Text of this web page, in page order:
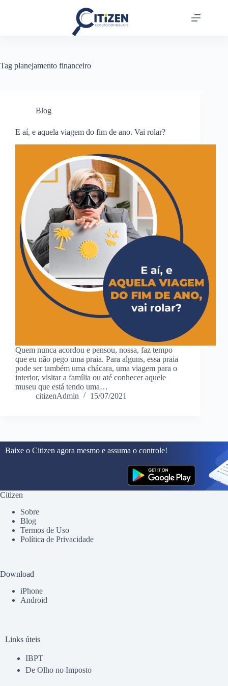
Tag planejamento financeiro
Blog
E aí, e aquela viagem do fim de ano. Vai rolar?
Quem nunca acordou e pensou, nossa, faz tempo
que eu não pego uma praia. Para alguns, essa praia
pode ser também uma chácara, uma viagem para o
interior, visitar a família ou até conhecer aquele
museu que está tendo uma…
citizenAdmin
15/07/2021
Baixe o Citizen agora mesmo e assuma o controle!
Citizen
Sobre
Blog
Termos de Uso
Política de Privacidade
Download
iPhone
Android
Links úteis
IBPT
De Olho no Imposto